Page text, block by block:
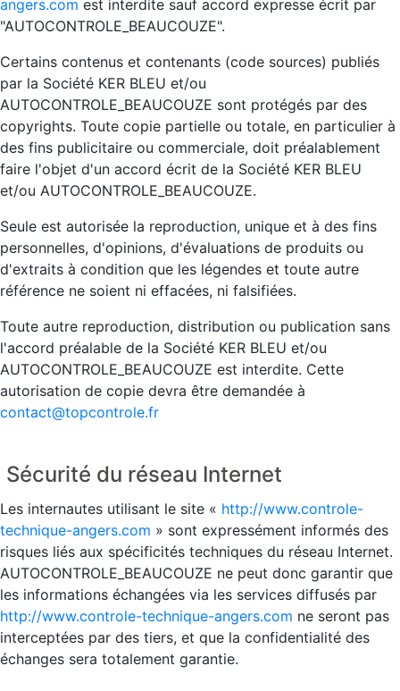
angers.com est interdite sauf accord expresse écrit par
"AUTOCONTROLE_BEAUCOUZE".
Certains contenus et contenants (code sources) publiés
par la Société KER BLEU et/ou
AUTOCONTROLE_BEAUCOUZE sont protégés par des
copyrights. Toute copie partielle ou totale, en particulier à
des fins publicitaire ou commerciale, doit préalablement
faire l'objet d'un accord écrit de la Société KER BLEU
et/ou AUTOCONTROLE_BEAUCOUZE.
Seule est autorisée la reproduction, unique et à des fins
personnelles, d'opinions, d'évaluations de produits ou
d'extraits à condition que les légendes et toute autre
référence ne soient ni effacées, ni falsifiées.
Toute autre reproduction, distribution ou publication sans
l'accord préalable de la Société KER BLEU et/ou
AUTOCONTROLE_BEAUCOUZE est interdite. Cette
autorisation de copie devra être demandée à
contact@topcontrole.fr
Sécurité du réseau Internet
Les internautes utilisant le site « http://www.controle-
technique-angers.com » sont expressément informés des
risques liés aux spécificités techniques du réseau Internet.
AUTOCONTROLE_BEAUCOUZE ne peut donc garantir que
les informations échangées via les services diffusés par
http://www.controle-technique-angers.com ne seront pas
interceptées par des tiers, et que la confidentialité des
échanges sera totalement garantie.